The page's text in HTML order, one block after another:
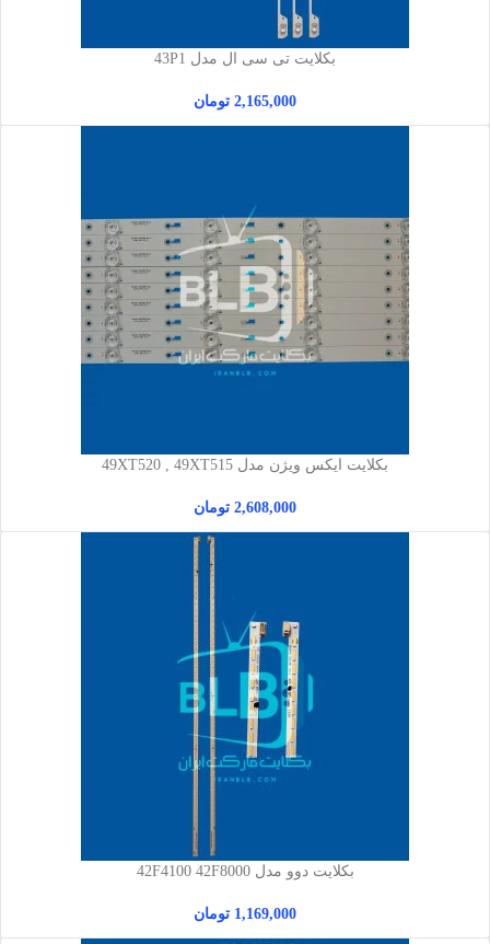
بکلایت تی سی ال مدل 43P1
2,165,000 تومان
بکلایت ایکس ویژن مدل 49XT520 , 49XT515
2,608,000 تومان
بکلایت دوو مدل 42F4100 42F8000
1,169,000 تومان